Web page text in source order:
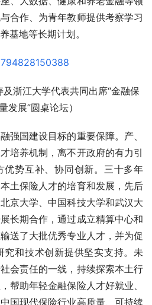
合作、为青年教师提供考察学习
基地等长期计划。
及浙江大学代表共同出席“金融保
发展”圆桌论坛）
强国建设目标的重要保障。产、
培养机制，离不开政府的有力引
优势互补、协同创新。三十多年
土保险人才的培育和发展，先后
京大学、中国科技大学和武汉大
长期合作，通过成立精算中心和
送了大批优秀专业人才，并为促
和技术创新提供坚实支持。未
会责任的一线，持续探索本土行
帮助年轻金融保险人才好就业、
国现代保险行业高质量、可持续